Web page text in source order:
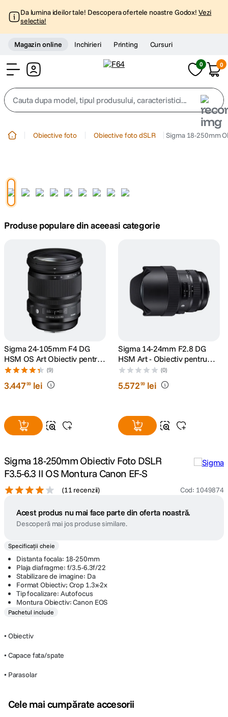
Da lumina ideilor tale! Descopera ofertele noastre Godox! Vezi
selectia!
Magazin online Inchirieri Printing Cursuri
0 0
Cauta dupa model, tipul produsului, caracteristici...
4. peak design
. canon sx740 hs
. lavaliera
7. ulanzi
godox
9 . card memorie
10 . nou
Obiective foto Obiective foto dSLR Sigma 18-250mm
Produse populare din aceeasi categorie
Sigma 24-105mm F4 DG
HSM OS Art Obiectiv pentru
Nikon FX
(9)
3.44799 lei
Sigma 14-24mm F2.8 DG
HSM Art - Obiectiv pentru
Nikon FX
(0)
5.57299 lei
Sigma 18-250mm Obiectiv Foto DSLR
F3.5-6.3 II OS Montura Canon EF-S
(11 recenzii) Cod: 1049874
Acest produs nu mai face parte din oferta noastră.
Descoperă mai jos produse similare.
Specificații cheie
Distanta focala: 18-250mm
Plaja diafragme: f/3.5-6.3f/22
Stabilizare de imagine: Da
Format Obiectiv; Crop 1.3x-2x
Tip focalizare: Autofocus
Montura Obiectiv: Canon EOS
Pachetul include
• Obiectiv
• Capace fata/spate
• Parasolar
Cele mai cumpărate accesorii